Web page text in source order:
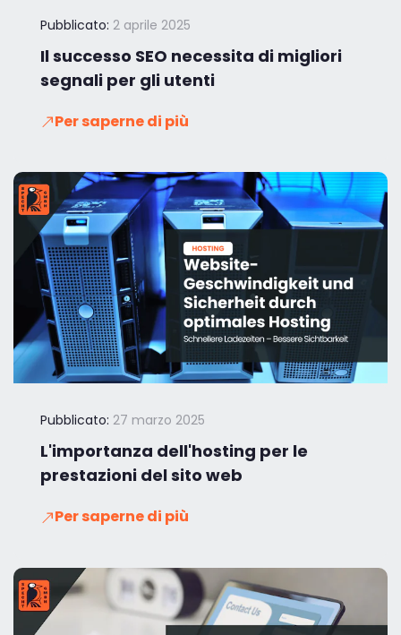
Pubblicato: 2 aprile 2025
Il successo SEO necessita di migliori
segnali per gli utenti
Per saperne di più
Pubblicato: 27 marzo 2025
L'importanza dell'hosting per le
prestazioni del sito web
Per saperne di più